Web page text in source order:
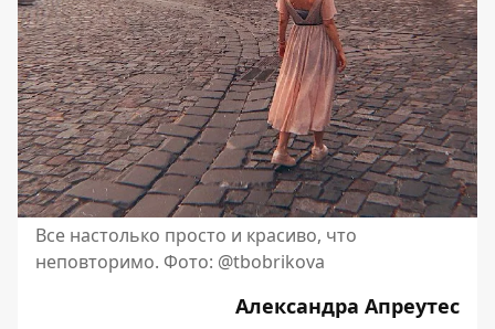
Все настолько просто и красиво, что
неповторимо. Фото: @tbobrikova
Александра Апреутес